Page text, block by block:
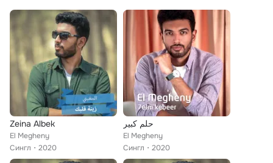
Zeina Albek
El Megheny
Сингл
2020
حلم كبير
El Megheny
Сингл
2020